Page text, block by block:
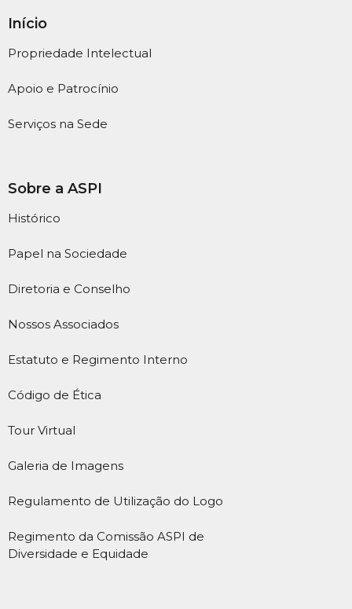
Início
Propriedade Intelectual
Apoio e Patrocínio
Serviços na Sede
Sobre a ASPI
Histórico
Papel na Sociedade
Diretoria e Conselho
Nossos Associados
Estatuto e Regimento Interno
Código de Ética
Tour Virtual
Galeria de Imagens
Regulamento de Utilização do Logo
Regimento da Comissão ASPI de
Diversidade e Equidade